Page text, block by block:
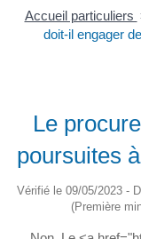
Accueil particuliers
doit-il engager
Le
poursuites
Vérifié le 09/05/2023 -
(Première